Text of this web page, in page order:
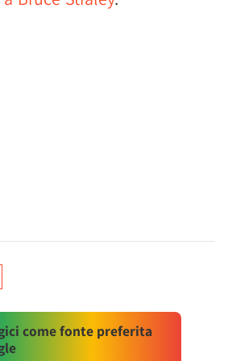
come fonte preferita